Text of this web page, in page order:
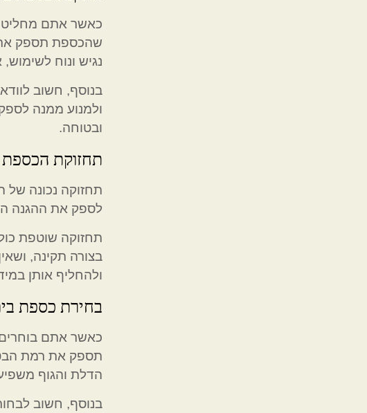
כאשר אתם
שהכספת תספק את
נגיש ונוח
בנוסף, חשוב
ולמנוע ממנה
ובטוחה.
תחזוקת
תחזוקה נכונה
לספק את ההגנה
תחזוקה שוטפת
בצורה תקינה,
ולהחליף אותן
בחירת כספת
כאשר אתם
תספק את רמת
הדלת והגוף
בנוסף, חשוב